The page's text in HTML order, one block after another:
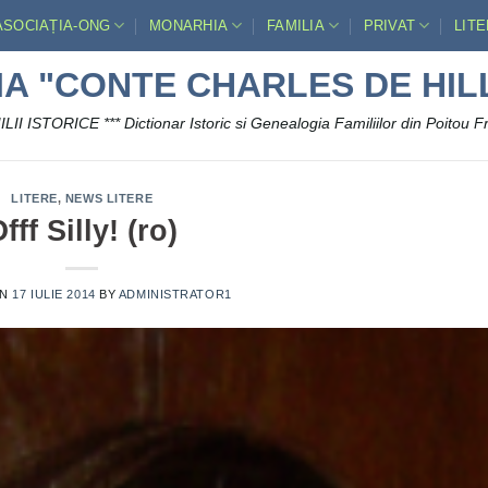
ONG MONARHIA FAMILIA PRIVAT
"CONTE CHARLES DE
ISTORICE *** Dictionar Istoric si Genealogia Familiilor din Poitou
LITERE, NEWS LITERE
Silly! (ro)
17 IULIE 2014 BY ADMINISTRATOR1